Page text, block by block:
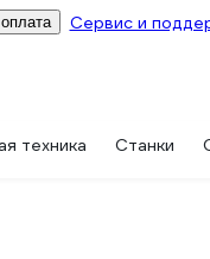
Сервис и
техника Станки